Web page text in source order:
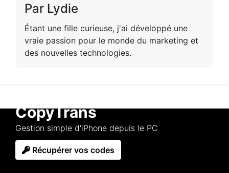
Par Lydie
Étant une fille curieuse, j'ai développé une
vraie passion pour le monde du marketing et
des nouvelles technologies.
CopyTrans
Gestion simple d'iPhone depuis le PC
Récupérer vos codes